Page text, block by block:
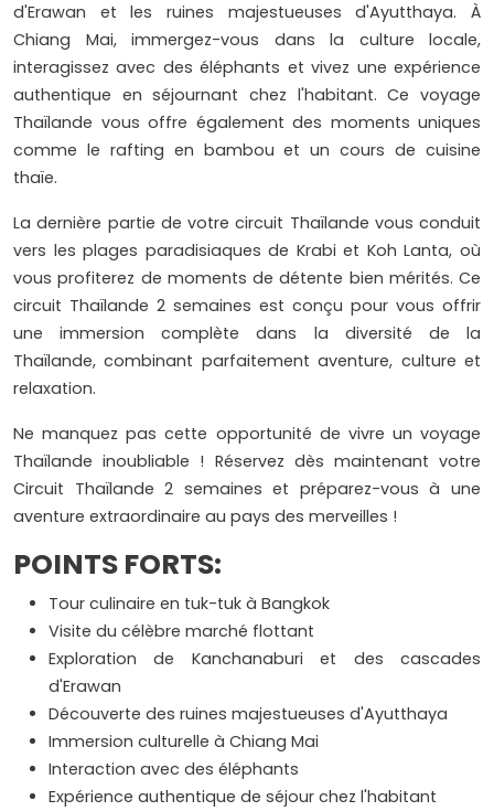
d'Erawan et les ruines majestueuses d'Ayutthaya. À
Chiang Mai, immergez-vous dans la culture locale,
interagissez avec des éléphants et vivez une expérience
authentique en séjournant chez l'habitant. Ce voyage
Thaïlande vous offre également des moments uniques
comme le rafting en bambou et un cours de cuisine
thaïe.
La dernière partie de votre circuit Thaïlande vous conduit
vers les plages paradisiaques de Krabi et Koh Lanta, où
vous profiterez de moments de détente bien mérités. Ce
circuit Thaïlande 2 semaines est conçu pour vous offrir
une immersion complète dans la diversité de la
Thaïlande, combinant parfaitement aventure, culture et
relaxation.
Ne manquez pas cette opportunité de vivre un voyage
Thaïlande inoubliable ! Réservez dès maintenant votre
Circuit Thaïlande 2 semaines et préparez-vous à une
aventure extraordinaire au pays des merveilles !
POINTS FORTS:
Tour culinaire en tuk-tuk à Bangkok
Visite du célèbre marché flottant
Exploration de Kanchanaburi et des cascades
d'Erawan
Découverte des ruines majestueuses d'Ayutthaya
Immersion culturelle à Chiang Mai
Interaction avec des éléphants
Expérience authentique de séjour chez l'habitant